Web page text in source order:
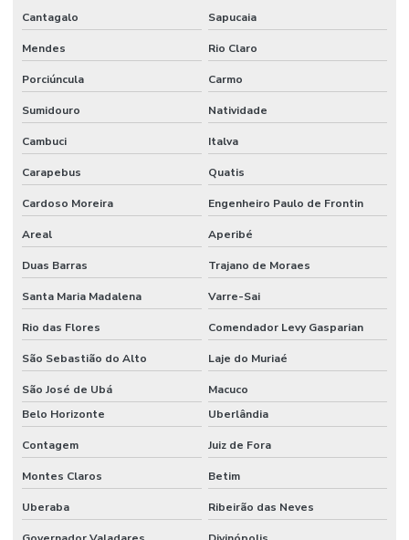
Mezanino com revestimento em placa wall
Mezaninos metálicos
Montadora industrial
Montagem de andaime industrial
Montagem de caldeiraria
Montagem e desmontagem industrial
Montagem elétrica industrial
Montagem de eletroduto industrial
Montagem eletromecânica industrial
Montagem de galpão
Montagem de galpão em estrutura metálica
Montagem industrial
Montagem industrial de máquinas
Cantagalo Sapucaia
Mendes Rio Claro
Porciúncula Carmo
Sumidouro Natividade
Cambuci Italva
Carapebus Quatis
Cardoso Moreira Engenheiro Paulo de Frontin
Areal Aperibé
Duas Barras Trajano de Moraes
Santa Maria Madalena Varre-Sai
Rio das Flores Comendador Levy Gasparian
São Sebastião do Alto Laje do Muriaé
São José de Ubá
Macuco
Belo Horizonte
Uberlândia
Contagem Juiz de Fora
Montes Claros Betim
Uberaba Ribeirão das Neves